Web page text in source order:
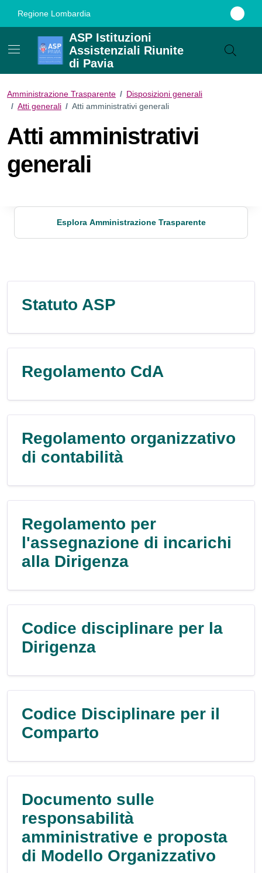
Regione Lombardia
ASP Istituzioni
Assistenziali Riunite
di Pavia
Amministrazione Trasparente / Disposizioni generali
/ Atti generali / Atti amministrativi generali
Atti amministrativi
generali
Esplora Amministrazione Trasparente
Statuto ASP
Regolamento CdA
Regolamento organizzativo
di contabilità
Regolamento per
l'assegnazione di incarichi
alla Dirigenza
Codice disciplinare per la
Dirigenza
Codice Disciplinare per il
Comparto
Documento sulle
responsabilità
amministrative e proposta
di Modello Organizzativo